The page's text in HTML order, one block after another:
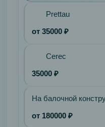
Prettau
от 35000 ₽
Cerec
35000 ₽
На балочной
от 180000 ₽